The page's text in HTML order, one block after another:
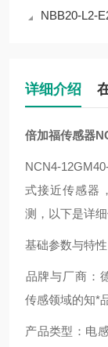
NBB20-L2-
详细介绍
倍加福传感器
NCN4-
式接近传感器‌
测，以下是详细
基础参数与特性
品牌与厂商‌：
传感领域的知*
产品类型‌：电